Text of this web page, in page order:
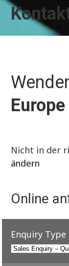
Europe
Nicht in der
ändern
Online
Enquiry Type